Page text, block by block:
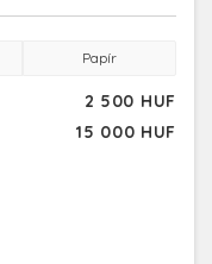
Papír
2 500 HUF
15 000 HUF